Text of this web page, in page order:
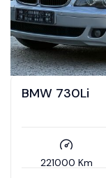
BMW 730Li
221000 Km